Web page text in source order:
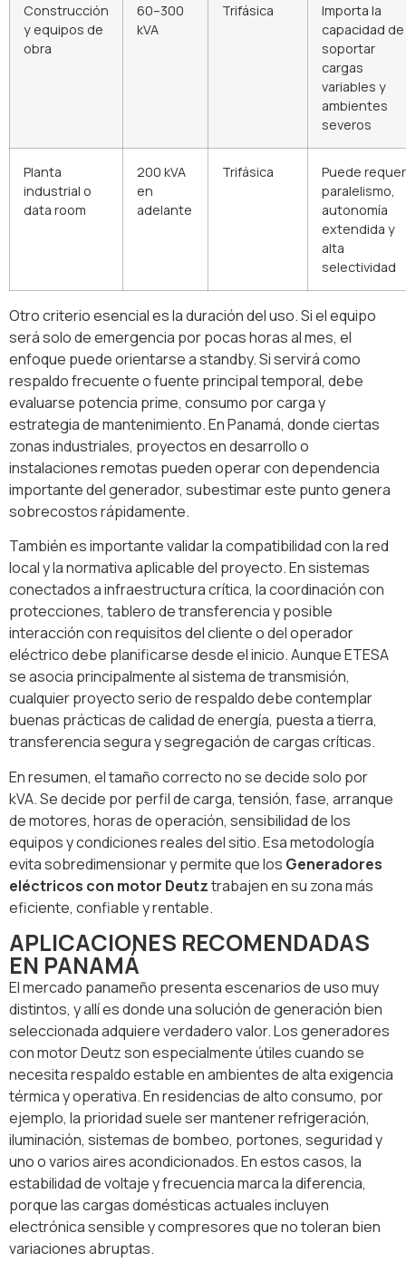
Construcción
y equipos de
obra
60–300
kVA
Trifásica
Importa la
capacidad de
soportar
cargas
variables y
ambientes
severos
Planta
industrial o
data room
200 kVA
en
adelante
Trifásica
Puede
paralelismo,
autonomía
extendida y
alta
selectividad
Otro criterio esencial es la duración del uso. Si el equipo
será solo de emergencia por pocas horas al mes, el
enfoque puede orientarse a standby. Si servirá como
respaldo frecuente o fuente principal temporal, debe
evaluarse potencia prime, consumo por carga y
estrategia de mantenimiento. En Panamá, donde ciertas
zonas industriales, proyectos en desarrollo o
instalaciones remotas pueden operar con dependencia
importante del generador, subestimar este punto genera
sobrecostos rápidamente.
También es importante validar la compatibilidad con la red
local y la normativa aplicable del proyecto. En sistemas
conectados a infraestructura crítica, la coordinación con
protecciones, tablero de transferencia y posible
interacción con requisitos del cliente o del operador
eléctrico debe planificarse desde el inicio. Aunque ETESA
se asocia principalmente al sistema de transmisión,
cualquier proyecto serio de respaldo debe contemplar
buenas prácticas de calidad de energía, puesta a tierra,
transferencia segura y segregación de cargas críticas.
En resumen, el tamaño correcto no se decide solo por
kVA. Se decide por perfil de carga, tensión, fase, arranque
de motores, horas de operación, sensibilidad de los
equipos y condiciones reales del sitio. Esa metodología
evita sobredimensionar y permite que los Generadores
eléctricos con motor Deutztrabajen en su zona más
eficiente, confiable y rentable.
APLICACIONES RECOMENDADAS
EN PANAMÁ
El mercado panameño presenta escenarios de uso muy
distintos, y allí es donde una solución de generación bien
seleccionada adquiere verdadero valor. Los generadores
con motor Deutz son especialmente útiles cuando se
necesita respaldo estable en ambientes de alta exigencia
térmica y operativa. En residencias de alto consumo, por
ejemplo, la prioridad suele ser mantener refrigeración,
iluminación, sistemas de bombeo, portones, seguridad y
uno o varios aires acondicionados. En estos casos, la
estabilidad de voltaje y frecuencia marca la diferencia,
porque las cargas domésticas actuales incluyen
electrónica sensible y compresores que no toleran bien
variaciones abruptas.